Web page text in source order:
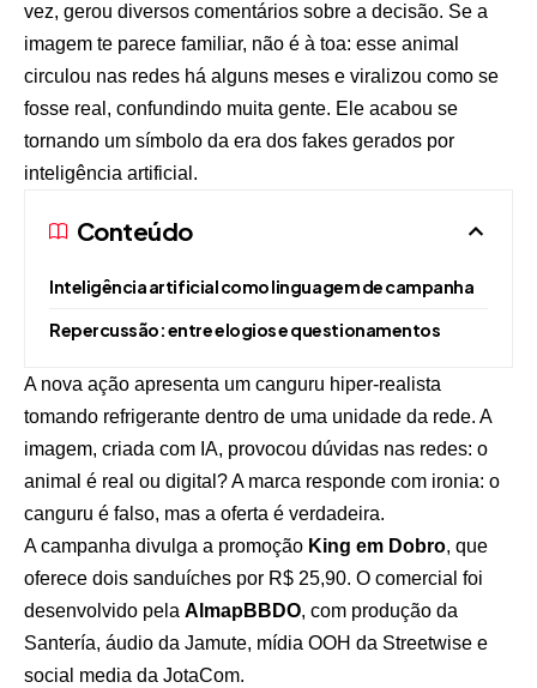
vez, gerou diversos comentários sobre a decisão. Se a
imagem te parece familiar, não é à toa: esse animal
circulou nas redes há alguns meses e viralizou como se
fosse real, confundindo muita gente. Ele acabou se
tornando um símbolo da era dos fakes gerados por
inteligência artificial.
Conteúdo
Inteligência artificial como linguagem de campanha
Repercussão: entre elogios e questionamentos
A nova ação apresenta um canguru hiper-realista
tomando refrigerante dentro de uma unidade da rede. A
imagem, criada com IA, provocou dúvidas nas redes: o
animal é real ou digital? A marca responde com ironia: o
canguru é falso, mas a oferta é verdadeira.
A campanha divulga a promoção King em Dobro, que
oferece dois sanduíches por R$ 25,90. O comercial foi
desenvolvido pela AlmapBBDO, com produção da
Santería, áudio da Jamute, mídia OOH da Streetwise e
social media da JotaCom.